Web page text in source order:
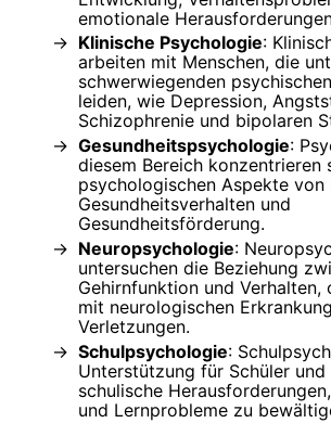
emotionale
Klinische Psychologie:
arbeiten mit Menschen, die
schwerwiegenden
leiden, wie Depression,
Schizophrenie und bipolaren
Gesundheitspsychologie:
diesem Bereich konzentrieren
psychologischen Aspekte von
Gesundheitsverhalten und
Gesundheitsförderung.
Neuropsychologie:
untersuchen die Beziehung
Gehirnfunktion und
mit neurologischen
Verletzungen.
Schulpsychologie:
Unterstützung für Schüler und
schulische
und Lernprobleme zu